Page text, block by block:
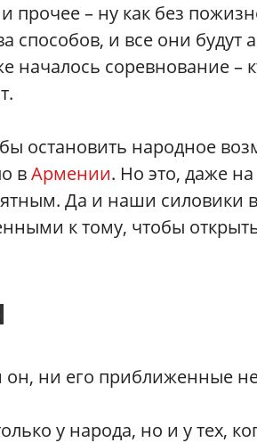
прочее – ну как без
способов, и все они
началось соревнование –
остановить народное
вАрмении. Но это, даже
Да и наши силовики
к тому, чтобы
ни его приближенные
у народа, но и у тех,